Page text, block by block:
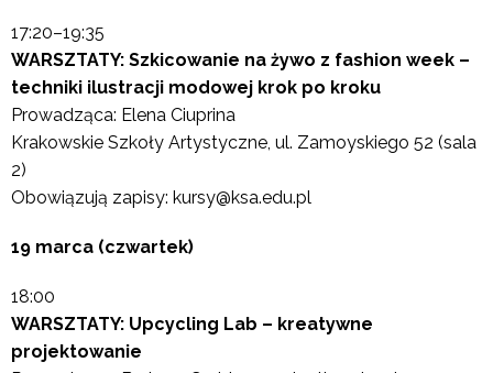
17:20–19:35
WARSZTATY: Szkicowanie na żywo z fashion week –
techniki ilustracji modowej krok po kroku
Prowadząca: Elena Ciuprina
Krakowskie Szkoły Artystyczne, ul. Zamoyskiego 52 (sala
2)
Obowiązują zapisy: kursy@ksa.edu.pl
19 marca (czwartek)
18:00
WARSZTATY: Upcycling Lab – kreatywne
projektowanie